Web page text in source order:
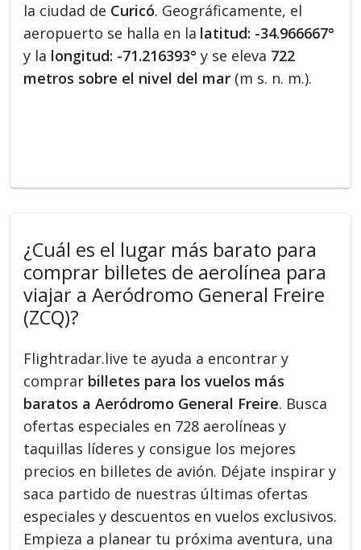
la ciudad de Curicó. Geográficamente, el
aeropuerto se halla en la latitud: -34.966667°
y la longitud: -71.216393° y se eleva 722
metros sobre el nivel del mar (m s. n. m.).
¿Cuál es el lugar más barato para
comprar billetes de aerolínea para
viajar a Aeródromo General Freire
(ZCQ)?
Flightradar.live te ayuda a encontrar y
comprar billetes para los vuelos más
baratos a Aeródromo General Freire. Busca
ofertas especiales en 728 aerolíneas y
taquillas líderes y consigue los mejores
precios en billetes de avión. Déjate inspirar y
saca partido de nuestras últimas ofertas
especiales y descuentos en vuelos exclusivos.
Empieza a planear tu próxima aventura, una